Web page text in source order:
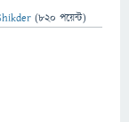
(820 পয়েন্ট)